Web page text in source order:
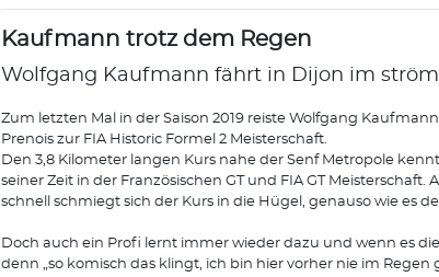
Kaufmann trotz dem Regen
Wolfgang Kaufmann fährt in Dijon im
Zum letzten Mal in der Saison 2019 reiste Wolfgang
Prenois zur FIA Historic Formel 2 Meisterschaft.
Den 3,8 Kilometer langen Kurs nahe der Senf Metropole
seiner Zeit in der Französischen GT und FIA GT Meisterschaft.
schnell schmiegt sich der Kurs in die Hügel, genauso wie es
Doch auch ein Profi lernt immer wieder dazu und wenn es
denn „so komisch das klingt, ich bin hier vorher nie im Regen